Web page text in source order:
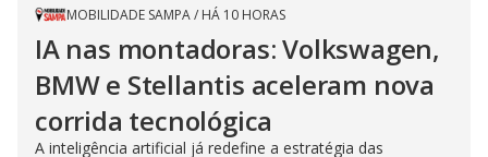
MOBILIDADE SAMPA/ HÁ 10 HORAS
IA nas montadoras: Volkswagen,
BMW e Stellantis aceleram nova
corrida tecnológica
A inteligência artificial já redefine a estratégia das